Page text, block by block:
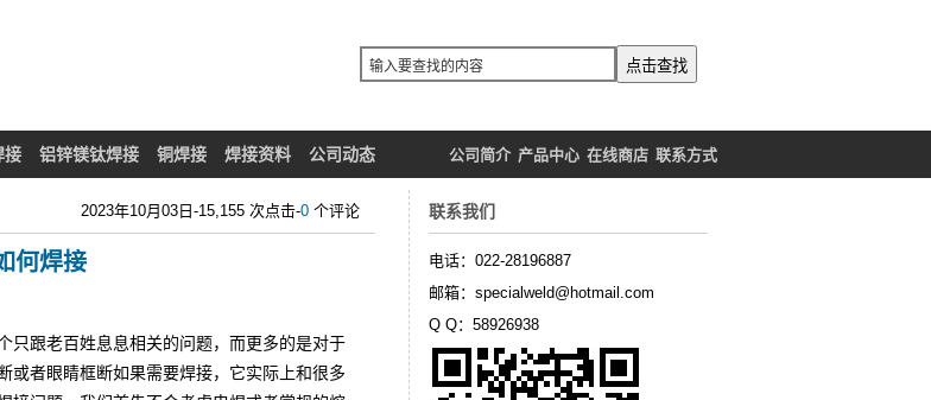
接 铝锌镁钛焊接 铜焊接 焊接资料 公司动态 公司简介 产品中心 在线商店 联系方式
2023年10月03日-15,155 次点击-0 个评论
何焊接
只跟老百姓息息相关的问题，而更多的是对于
或者眼睛框断如果需要焊接，它实际上和很多
联系我们
电话：022-28196887
邮箱：specialweld@hotmail.com
Q Q：58926938